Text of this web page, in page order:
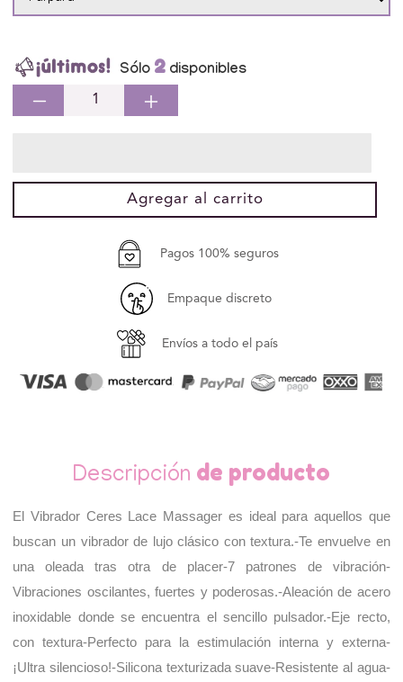
Sólo 2 disponibles
Reducir
Masajeador
Texturizado
Estimulador
Punto
Aumentar
Masajeador
Texturizado
Punto
Ceres
Agregar al carrito
Pagos 100% seguros
Empaque discreto
Envíos a todo el país
Descripción de producto
El Vibrador Ceres Lace Massager es ideal para aquellos que
buscan un vibrador de lujo clásico con textura.-Te envuelve en
una oleada tras otra de placer-7 patrones de vibración-
Vibraciones oscilantes, fuertes y poderosas.-Aleación de acero
inoxidable donde se encuentra el sencillo pulsador.-Eje recto,
con textura-Perfecto para la estimulación interna y externa-
¡Ultra silencioso!-Silicona texturizada suave-Resistente al agua-